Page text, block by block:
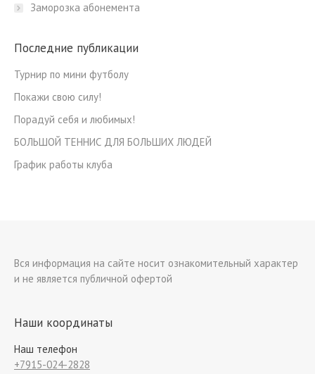
Заморозка абонемента
Последние публикации
Турнир по мини футболу
Покажи свою силу!
Порадуй себя и любимых!
БОЛЬШОЙ ТЕННИС ДЛЯ БОЛЬШИХ ЛЮДЕЙ
График работы клуба
Вся информация на сайте носит ознакомительный характер
и не является публичной офертой
Наши координаты
Наш телефон
+7915-024-2828